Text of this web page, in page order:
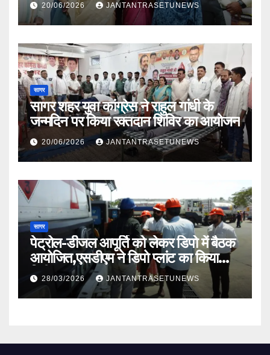
20/06/2026 JANTANTRASETUNEWS
सागर
सागर शहर युवा कांग्रेस ने राहुल गांधी के
जन्मदिन पर किया रक्तदान शिविर का आयोजन
20/06/2026 JANTANTRASETUNEWS
सागर
पेट्रोल-डीजल आपूर्ति को लेकर डिपो में बैठक
आयोजित,एसडीएम ने डिपो प्लांट का किया
निरीक्षण
28/03/2026 JANTANTRASETUNEWS